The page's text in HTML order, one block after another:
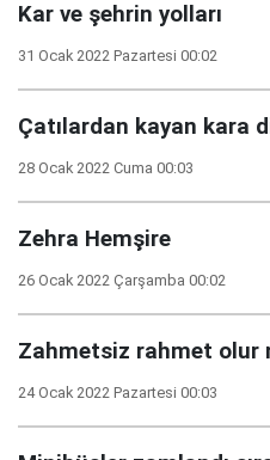
Kar ve şehrin yolları
31 Ocak 2022 Pazartesi 00:02
Çatılardan kayan kara
28 Ocak 2022 Cuma 00:03
Zehra Hemşire
26 Ocak 2022 Çarşamba 00:02
Zahmetsiz rahmet olur
24 Ocak 2022 Pazartesi 00:03